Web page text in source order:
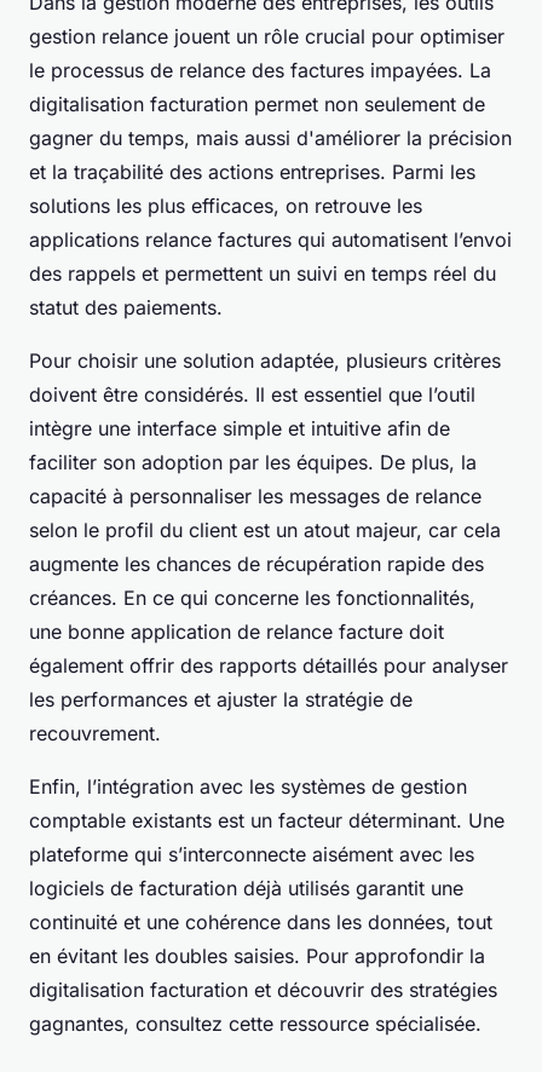
gestion relance jouent un rôle crucial pour optimiser
le processus de relance des factures impayées. La
digitalisation facturation permet non seulement de
gagner du temps, mais aussi d'améliorer la précision
et la traçabilité des actions entreprises. Parmi les
solutions les plus efficaces, on retrouve les
applications relance factures qui automatisent l’envoi
des rappels et permettent un suivi en temps réel du
statut des paiements.
Pour choisir une solution adaptée, plusieurs critères
doivent être considérés. Il est essentiel que l’outil
intègre une interface simple et intuitive afin de
faciliter son adoption par les équipes. De plus, la
capacité à personnaliser les messages de relance
selon le profil du client est un atout majeur, car cela
augmente les chances de récupération rapide des
créances. En ce qui concerne les fonctionnalités,
une bonne application de relance facture doit
également offrir des rapports détaillés pour analyser
les performances et ajuster la stratégie de
recouvrement.
Enfin, l’intégration avec les systèmes de gestion
comptable existants est un facteur déterminant. Une
plateforme qui s’interconnecte aisément avec les
logiciels de facturation déjà utilisés garantit une
continuité et une cohérence dans les données, tout
en évitant les doubles saisies. Pour approfondir la
digitalisation facturation et découvrir des stratégies
gagnantes, consultez cette ressource spécialisée.